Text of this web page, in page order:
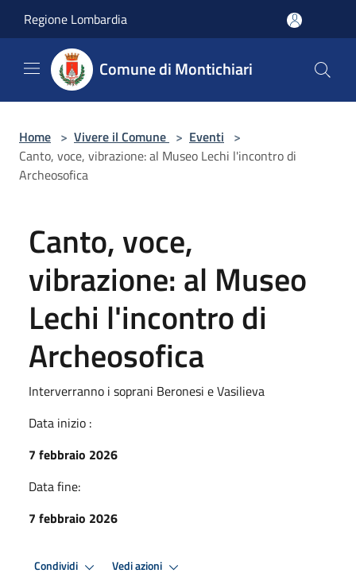
Regione Lombardia
Comune di Montichiari
Home > Vivere il Comune > Eventi >
Canto, voce, vibrazione: al Museo Lechi l'incontro di
Archeosofica
Canto, voce,
vibrazione: al Museo
Lechi l'incontro di
Archeosofica
Interverranno i soprani Beronesi e Vasilieva
Data inizio :
7 febbraio 2026
Data fine:
7 febbraio 2026
Condividi Vedi azioni